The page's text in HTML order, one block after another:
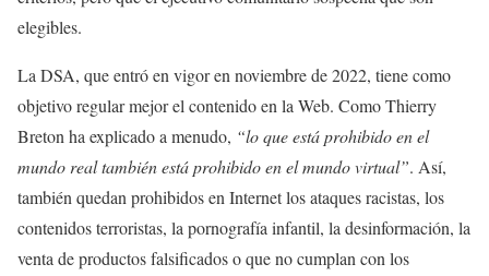
elegibles.
La DSA, que entró en vigor en noviembre de 2022, tiene como
objetivo regular mejor el contenido en la Web. Como Thierry
Breton ha explicado a menudo, “lo que está prohibido en el
mundo real también está prohibido en el mundo virtual”. Así,
también quedan prohibidos en Internet los ataques racistas, los
contenidos terroristas, la pornografía infantil, la desinformación, la
venta de productos falsificados o que no cumplan con los